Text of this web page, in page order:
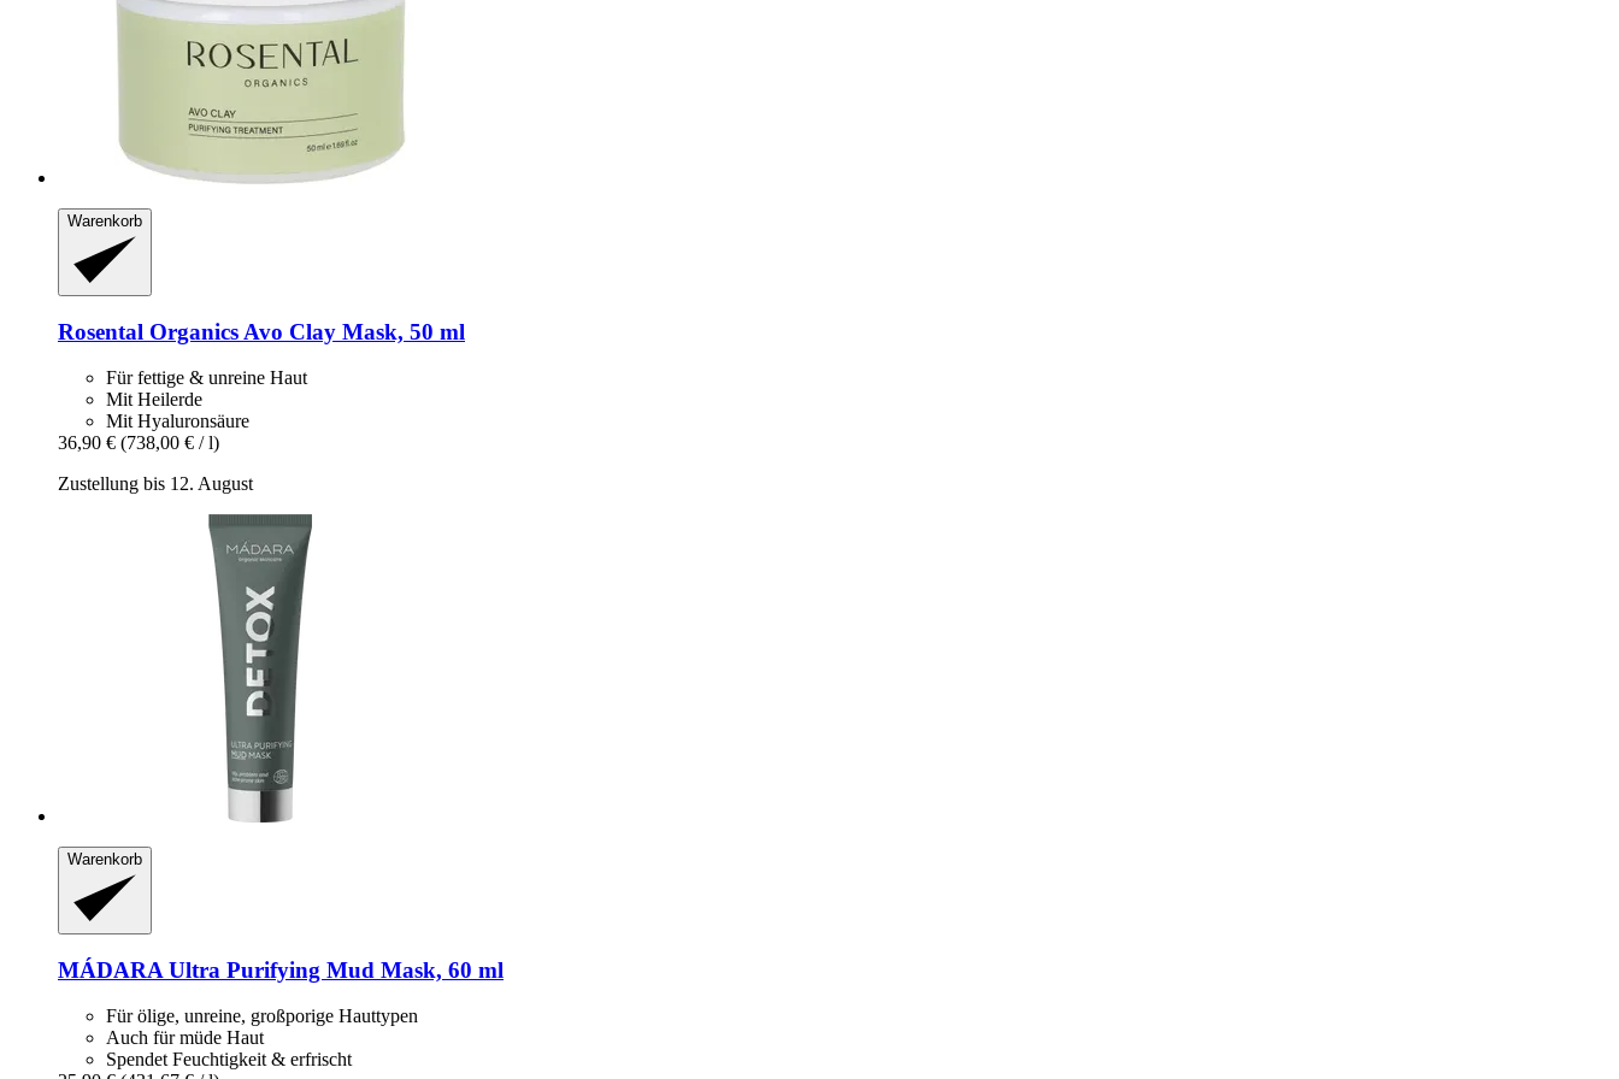
Warenkorb
Rosental Organics Avo Clay Mask, 50 ml
Für fettige & unreine Haut
Mit Heilerde
Mit Hyaluronsäure
36,90 € (738,00 € / l)
Zustellung bis 12. August
Warenkorb
MÁDARA Ultra Purifying Mud Mask, 60 ml
Für ölige, unreine, großporige Hauttypen
Auch für müde Haut
Spendet Feuchtigkeit & erfrischt